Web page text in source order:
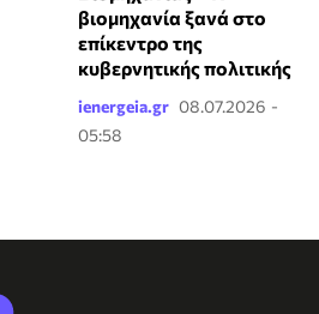
βιομηχανία ξανά στο
επίκεντρο της
κυβερνητικής πολιτικής
ienergeia.gr 08.07.2026 -
05:58